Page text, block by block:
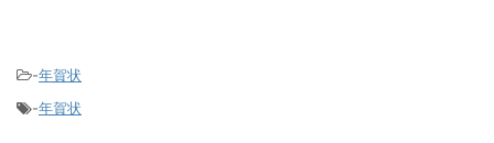
-年賀状
-年賀状